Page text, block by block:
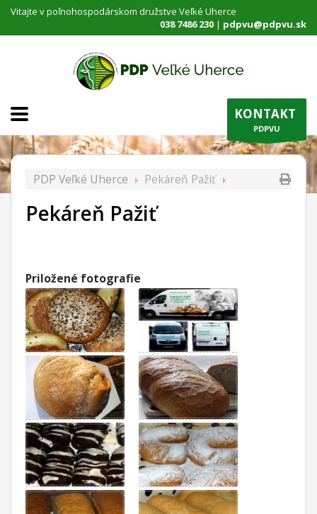
Vitajte v poľnohospodárskom družstve Veľké Uherce
pdpvu@pdpvu.sk
038 7486 230 |
KONTAKT
PDPVU
PDP Veľké Uherce Pekáreň Pažiť
Pekáreň Pažiť
Priložené fotografie